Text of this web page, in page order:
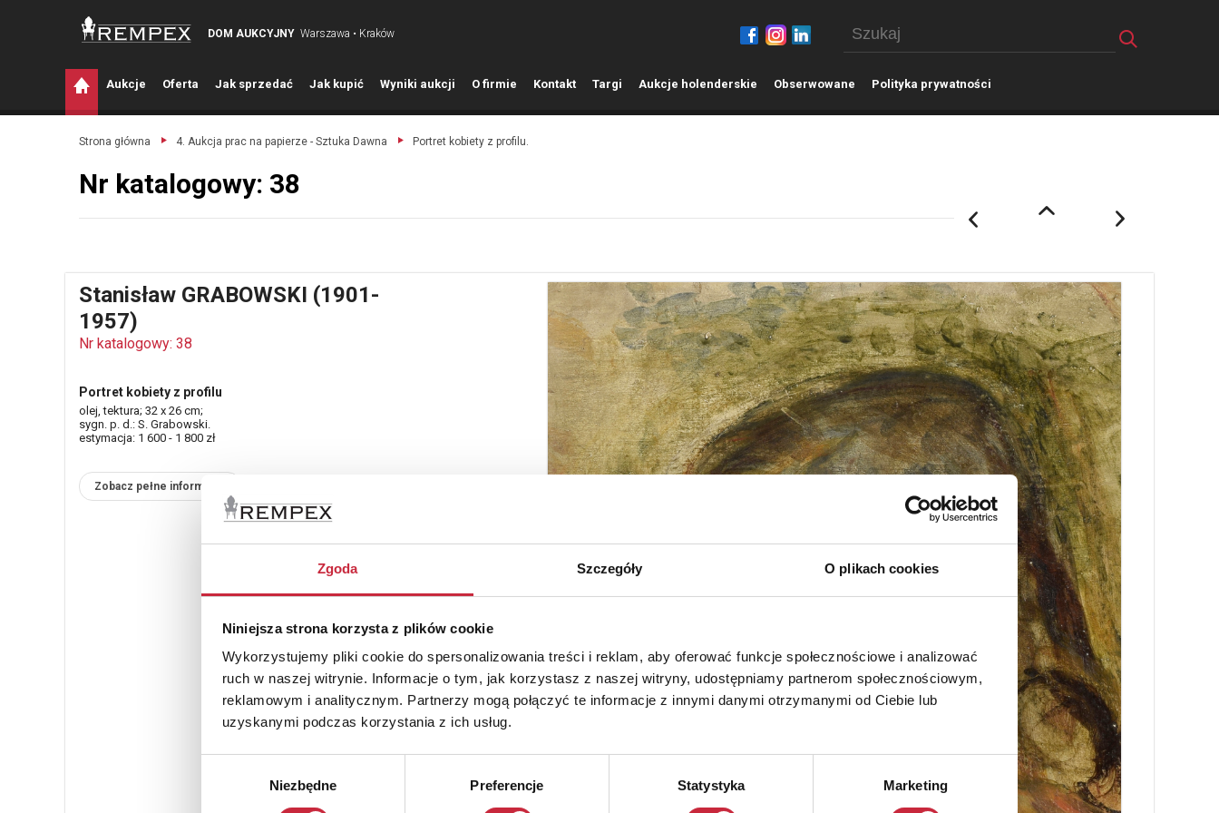
Zgoda Szczegóły O plikach cookies
Niniejsza strona korzysta z plików cookie
Wykorzystujemy pliki cookie do spersonalizowania treści i reklam, aby oferować funkcje społecznościowe i analizować
ruch w naszej witrynie. Informacje o tym, jak korzystasz z naszej witryny, udostępniamy partnerom społecznościowym,
reklamowym i analitycznym. Partnerzy mogą połączyć te informacje z innymi danymi otrzymanymi od Ciebie lub
uzyskanymi podczas korzystania z ich usług.
Niezbędne Preferencje Statystyka Marketing
DOM AUKCYJNY Warszawa • Kraków
Aukcje Oferta Jak sprzedać Jak kupić Wyniki aukcji O firmie Kontakt Targi Aukcje holenderskie Obserwowane Polityka prywatności
Strona główna 4. Aukcja prac na papierze - Sztuka Dawna Portret kobiety z profilu.
Nr katalogowy: 38
Stanisław GRABOWSKI (1901-
1957)
Nr katalogowy: 38
Portret kobiety z profilu
olej, tektura; 32 x 26 cm;
sygn. p. d.: S. Grabowski.
estymacja: 1 600 - 1 800 zł
Zobacz pełne informacje